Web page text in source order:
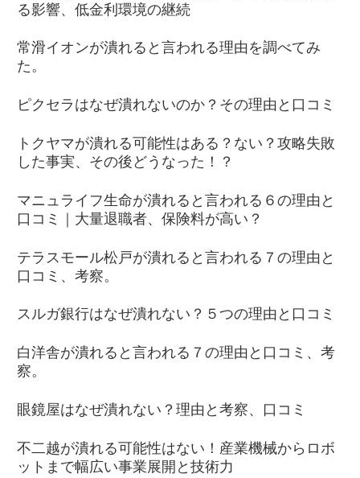
る影響、低金利環境の継続
常滑イオンが潰れると言われる理由を調べてみ
た。
ピクセラはなぜ潰れないのか？その理由と口コミ
トクヤマが潰れる可能性はある？ない？攻略失敗
した事実、その後どうなった！？
マニュライフ生命が潰れると言われる６の理由と
口コミ｜大量退職者、保険料が高い？
テラスモール松戸が潰れると言われる７の理由と
口コミ、考察。
スルガ銀行はなぜ潰れない？５つの理由と口コミ
白洋舎が潰れると言われる７の理由と口コミ、考
察。
眼鏡屋はなぜ潰れない？理由と考察、口コミ
不二越が潰れる可能性はない！産業機械からロボ
ットまで幅広い事業展開と技術力